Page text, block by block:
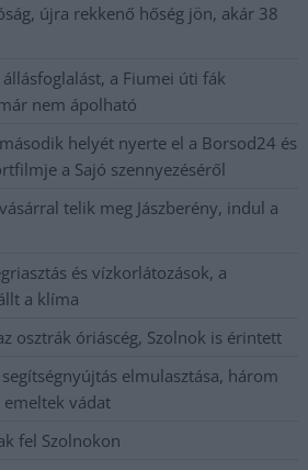
újra rekkenő hőség jön, akár 38
a Fiumei úti fák
nem ápolható
helyét nyerte el a Borsod24 és
a Sajó szennyezéséről
telik meg Jászberény, indul a
és vízkorlátozások, a
a klíma
osztrák óriáscég, Szolnok is érintett
elmulasztása, három
vádat
fel Szolnokon